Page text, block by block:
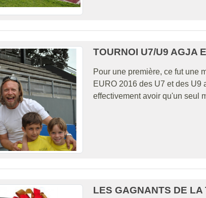
TOURNOI U7/U9 AGJA
Pour une première, ce fut une
EURO 2016 des U7 et des U9
effectivement avoir qu'un seul
LES GAGNANTS DE